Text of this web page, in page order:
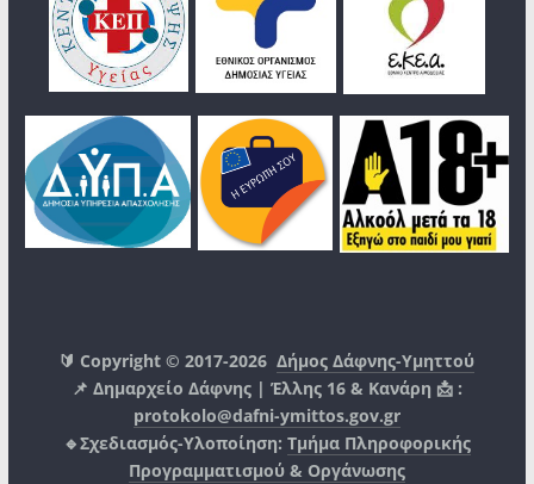
🔰 Copyright © 2017-2026Δήμος Δάφνης-Υμηττού
📌 Δημαρχείο Δάφνης | Έλλης 16 & Κανάρη 📩 :
protokolo@dafni-ymittos.gov.gr
🔹Σχεδιασμός-Υλοποίηση: Τμήμα Πληροφορικής
Προγραμματισμού & Οργάνωσης